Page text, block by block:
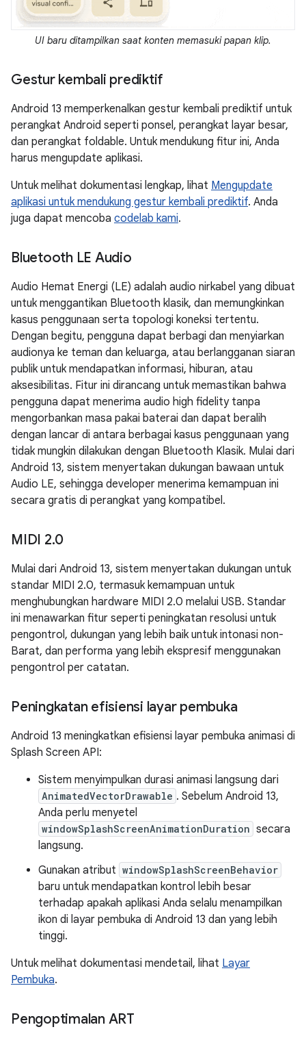
UI baru ditampilkan saat konten memasuki papan klip.
Gestur kembali prediktif
Android 13 memperkenalkan gestur kembali prediktif untuk
perangkat Android seperti ponsel, perangkat layar besar,
dan perangkat foldable. Untuk mendukung fitur ini, Anda
harus mengupdate aplikasi.
Untuk melihat dokumentasi lengkap, lihat Mengupdate
aplikasi untuk mendukung gestur kembali prediktif. Anda
juga dapat mencoba codelab kami.
Bluetooth LE Audio
Audio Hemat Energi (LE) adalah audio nirkabel yang dibuat
untuk menggantikan Bluetooth klasik, dan memungkinkan
kasus penggunaan serta topologi koneksi tertentu.
Dengan begitu, pengguna dapat berbagi dan menyiarkan
audionya ke teman dan keluarga, atau berlangganan siaran
publik untuk mendapatkan informasi, hiburan, atau
aksesibilitas. Fitur ini dirancang untuk memastikan bahwa
pengguna dapat menerima audio high fidelity tanpa
mengorbankan masa pakai baterai dan dapat beralih
dengan lancar di antara berbagai kasus penggunaan yang
tidak mungkin dilakukan dengan Bluetooth Klasik. Mulai dari
Android 13, sistem menyertakan dukungan bawaan untuk
Audio LE, sehingga developer menerima kemampuan ini
secara gratis di perangkat yang kompatibel.
MIDI 2.0
Mulai dari Android 13, sistem menyertakan dukungan untuk
standar MIDI 2.0, termasuk kemampuan untuk
menghubungkan hardware MIDI 2.0 melalui USB. Standar
ini menawarkan fitur seperti peningkatan resolusi untuk
pengontrol, dukungan yang lebih baik untuk intonasi non-
Barat, dan performa yang lebih ekspresif menggunakan
pengontrol per catatan.
Peningkatan efisiensi layar pembuka
Android 13 meningkatkan efisiensi layar pembuka animasi di
Splash Screen API:
Sistem menyimpulkan durasi animasi langsung dari
AnimatedVectorDrawable . Sebelum Android 13,
Anda perlu menyetel
windowSplashScreenAnimationDuration secara
langsung.
Gunakan atribut windowSplashScreenBehavior
baru untuk mendapatkan kontrol lebih besar
terhadap apakah aplikasi Anda selalu menampilkan
ikon di layar pembuka di Android 13 dan yang lebih
tinggi.
Untuk melihat dokumentasi mendetail, lihat Layar
Pembuka.
Pengoptimalan ART